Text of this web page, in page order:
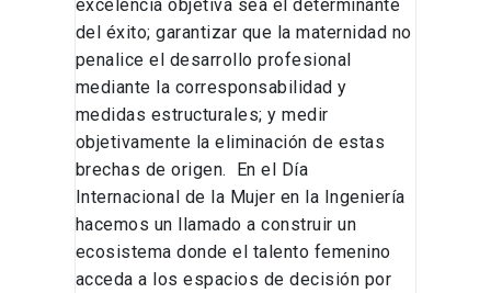
excelencia objetiva sea el determinante
del éxito; garantizar que la maternidad no
penalice el desarrollo profesional
mediante la corresponsabilidad y
medidas estructurales; y medir
objetivamente la eliminación de estas
brechas de origen. En el Día
Internacional de la Mujer en la Ingeniería
hacemos un llamado a construir un
ecosistema donde el talento femenino
acceda a los espacios de decisión por